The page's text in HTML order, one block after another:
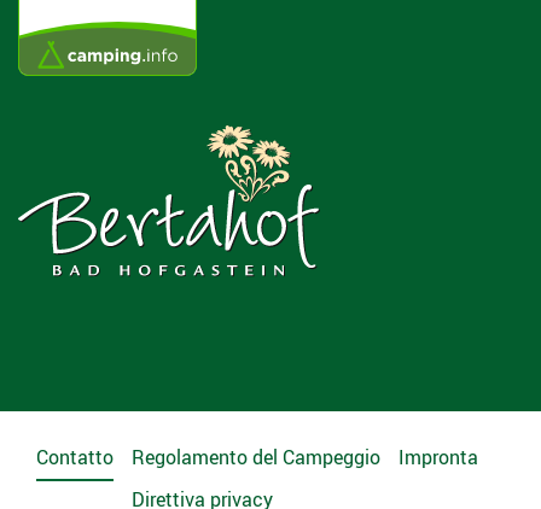
Contatto Regolamento del Campeggio
Impronta
Direttiva privacy